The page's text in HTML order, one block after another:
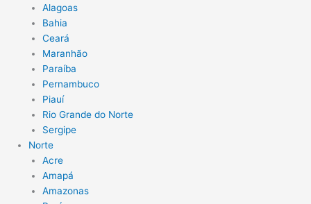
Alagoas
Bahia
Ceará
Maranhão
Paraíba
Pernambuco
Piauí
Rio Grande do Norte
Sergipe
Norte
Acre
Amapá
Amazonas